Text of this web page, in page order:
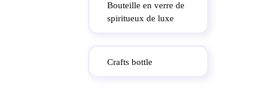
Bouteille en verre de
spiritueux de luxe
Crafts bottle